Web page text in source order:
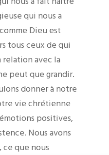
qui nous a
Dieu est
tous ceux de qui
avec la
peut que grandir.
donner à notre
vie chrétienne
positives,
Nous avons
ce que nous